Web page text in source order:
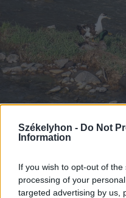
Székelyhon - Do Not
Information
If you wish to opt-out of
processing of your
targeted advertising by us,
2025. november 03.,
Láthatatlanul
Kis-Küküllő